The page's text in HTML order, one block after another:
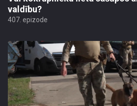
valdību?
407. epizode